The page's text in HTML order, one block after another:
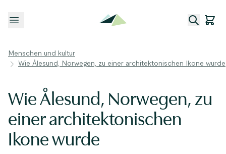
Menü öffnen
Menschen und kultur
Wie Ålesund, Norwegen, zu einer architektonischen Ikone wurde
Wie Ålesund, Norwegen, zu
einer architektonischen
Ikone wurde